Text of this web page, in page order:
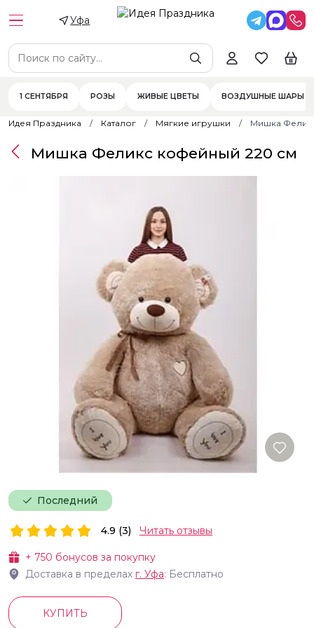
Уфа
1 СЕНТЯБРЯ РОЗЫ ЖИВЫЕ ЦВЕТЫ ВОЗДУШНЫЕ ШАРЫ
Идея Праздника Каталог Мягкие игрушки Мишка
Последний
Мишка Феликс кофейный 220 см
+ 750 бонусов за покупку
Доставка в пределах г. Уфа: Бесплатно
4.9 (3) Читать отзывы
КУПИТЬ